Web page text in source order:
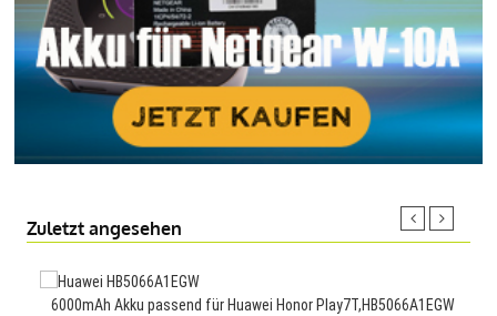
Zuletzt angesehen
6000mAh Akku passend für Huawei Honor Play7T,HB5066A1EGW